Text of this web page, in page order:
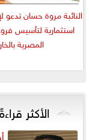
النائبة مروة حسان
استثمارية لتأسيس
المصرية
الأكثر قراءةً